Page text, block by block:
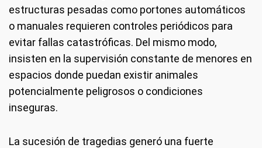
estructuras pesadas como portones automáticos
o manuales requieren controles periódicos para
evitar fallas catastróficas. Del mismo modo,
insisten en la supervisión constante de menores en
espacios donde puedan existir animales
potencialmente peligrosos o condiciones
inseguras.
La sucesión de tragedias generó una fuerte